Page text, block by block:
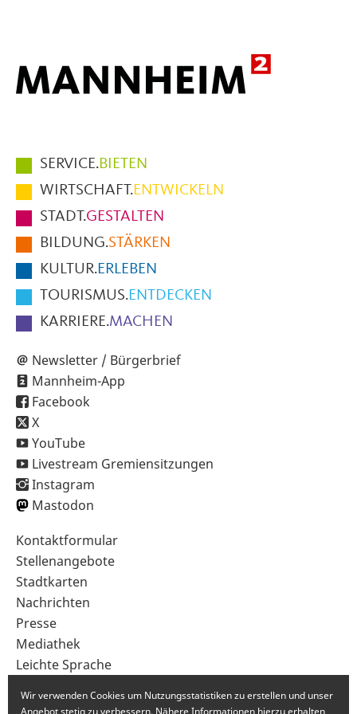
Hauptmenüpunkte
im
Fußbereich
der
Seite
SERVICE.BIETEN
WIRTSCHAFT.ENTWICKELN
STADT.GESTALTEN
BILDUNG.STÄRKEN
KULTUR.ERLEBEN
TOURISMUS.ENTDECKEN
KARRIERE.MACHEN
Newsletter / Bürgerbrief
Mannheim-App
Facebook
X
YouTube
Livestream Gremiensitzungen
Instagram
Mastodon
Sekundärnavigation
im
Fußbereich
Kontaktformular
Stellenangebote
Stadtkarten
Nachrichten
Presse
Mediathek
Leichte Sprache
Wir verwenden Cookies um Nutzungsstatistiken zu erstellen und unser
Angebot stetig zu verbessern. Nähere Informationen hierzu erhalten